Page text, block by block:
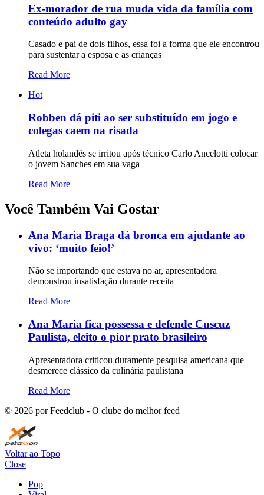
Ex-morador de rua muda vida da família com
conteúdo adulto gay
Casado e pai de dois filhos, essa foi a forma que ele encontrou
para sustentar a esposa e as crianças
Read More
Hot
Robben dá piti ao ser substituído em jogo e
colegas caem na risada
Atleta holandês se irritou após técnico Carlo Ancelotti colocar
o jovem Sanches em sua vaga
Read More
Você Também Vai Gostar
Ana Maria Braga dá bronca em ajudante ao
vivo: ‘muito feio!’
Não se importando que estava no ar, apresentadora
demonstrou insatisfação durante receita
Read More
Ana Maria fica possessa e defende Cuscuz
Paulista, eleito o pior prato brasileiro
Apresentadora criticou duramente pesquisa americana que
desmerece clássico da culinária paulistana
Read More
© 2026 por Feedclub - O clube do melhor feed
Voltar ao Topo
Close
Pop